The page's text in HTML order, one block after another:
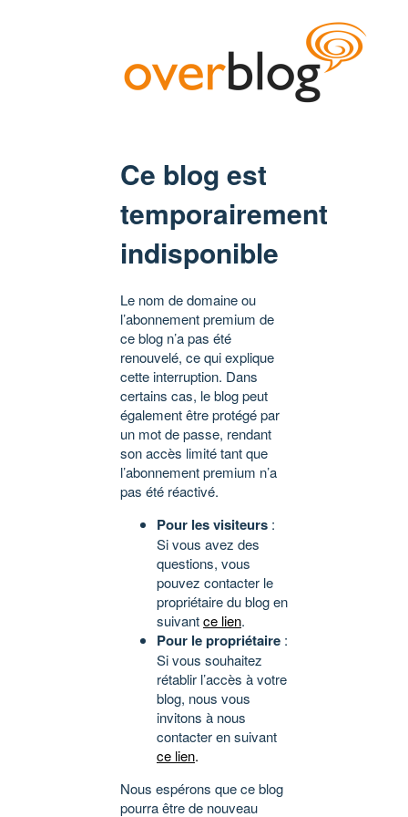
Ce blog est
temporairement
indisponible
Le nom de domaine ou
l’abonnement premium de
ce blog n’a pas été
renouvelé, ce qui explique
cette interruption. Dans
certains cas, le blog peut
également être protégé par
un mot de passe, rendant
son accès limité tant que
l’abonnement premium n’a
pas été réactivé.
Pour les visiteurs :
Si vous avez des
questions, vous
pouvez contacter le
propriétaire du blog en
suivantce lien.
Pour le propriétaire :
Si vous souhaitez
rétablir l’accès à votre
blog, nous vous
invitons à nous
contacter en suivant
ce lien.
Nous espérons que ce blog
pourra être de nouveau